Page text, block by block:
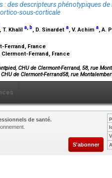
: des descripteurs phénotypiques de
sous-corticale
, T. Khalil a, b, D. Sinardet a, V. Achim a, A.
Ferrand, France
Ferrand, France
CHU de Clermont-Ferrand, 58, rue
de Clermont-Ferrand58, rue
de santé.
S'abonner